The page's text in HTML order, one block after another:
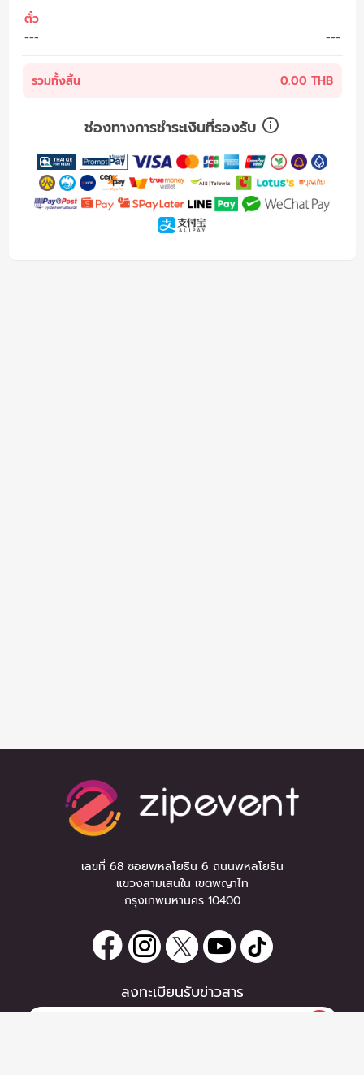
ตั๋ว
---
---
รวมทั้งสิ้น 0.00 THB
ช่องทางการชำระเงินที่รองรับ
เลขที่ 68 ซอยพหลโยธิน 6 ถนนพหลโยธิน
แขวงสามเสนใน เขตพญาไท
กรุงเทพมหานคร 10400
ลงทะเบียนรับข่าวสาร